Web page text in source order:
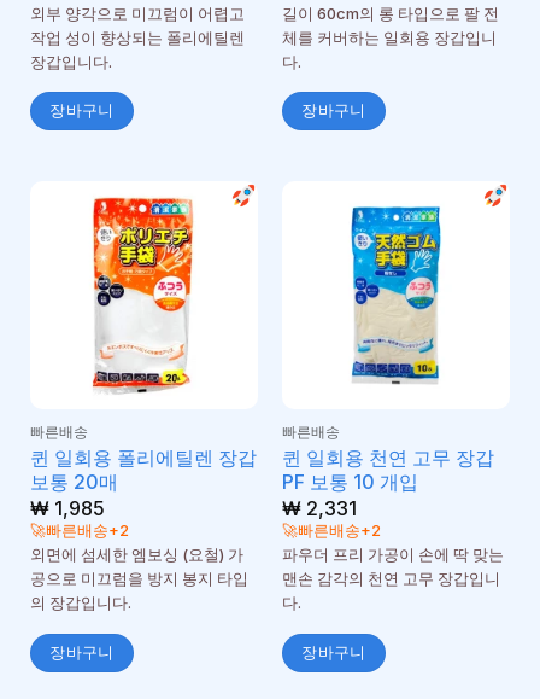
외부 양각으로 미끄럼이 어렵고
작업 성이 향상되는 폴리에틸렌
장갑입니다.
장바구니
길이 60cm의 롱 타입으로 팔 전
체를 커버하는 일회용 장갑입니
다.
장바구니
빠른배송
퀸 일회용 폴리에틸렌 장갑
보통 20매
₩1,985
🚀빠른배송+2
외면에 섬세한 엠보싱 (요철) 가
공으로 미끄럼을 방지 봉지 타입
의 장갑입니다.
장바구니
빠른배송
퀸 일회용 천연 고무 장갑
PF 보통 10 개입
₩2,331
🚀빠른배송+2
파우더 프리 가공이 손에 딱 맞는
맨손 감각의 천연 고무 장갑입니
다.
장바구니